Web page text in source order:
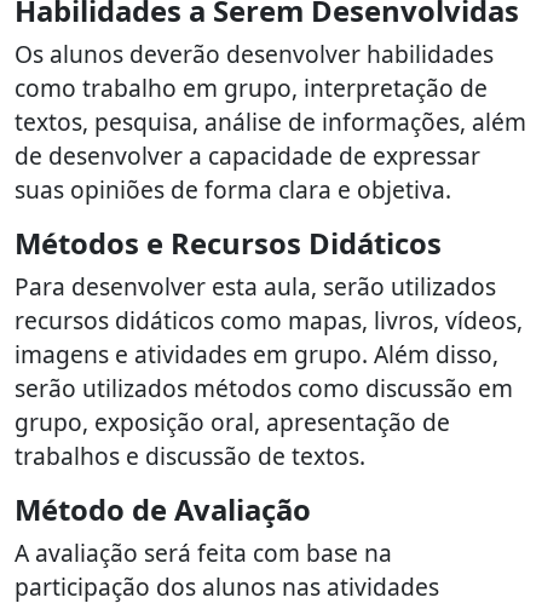
Habilidades a Serem Desenvolvidas
Os alunos deverão desenvolver habilidades
como trabalho em grupo, interpretação de
textos, pesquisa, análise de informações, além
de desenvolver a capacidade de expressar
suas opiniões de forma clara e objetiva.
Métodos e Recursos Didáticos
Para desenvolver esta aula, serão utilizados
recursos didáticos como mapas, livros, vídeos,
imagens e atividades em grupo. Além disso,
serão utilizados métodos como discussão em
grupo, exposição oral, apresentação de
trabalhos e discussão de textos.
Método de Avaliação
A avaliação será feita com base na
participação dos alunos nas atividades